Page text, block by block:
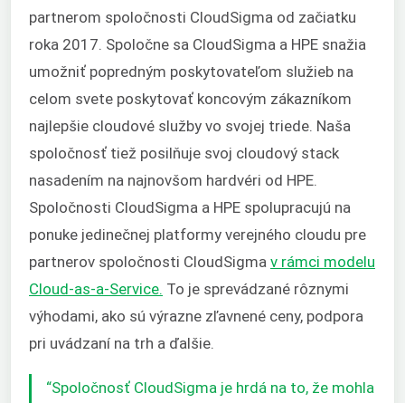
partnerom spoločnosti CloudSigma od začiatku
roka 2017. Spoločne sa CloudSigma a HPE snažia
umožniť popredným poskytovateľom služieb na
celom svete poskytovať koncovým zákazníkom
najlepšie cloudové služby vo svojej triede. Naša
spoločnosť tiež posilňuje svoj cloudový stack
nasadením na najnovšom hardvéri od HPE.
Spoločnosti CloudSigma a HPE spolupracujú na
ponuke jedinečnej platformy verejného cloudu pre
partnerov spoločnosti CloudSigma v rámci modelu
Cloud-as-a-Service. To je sprevádzané rôznymi
výhodami, ako sú výrazne zľavnené ceny, podpora
pri uvádzaní na trh a ďalšie.
“Spoločnosť CloudSigma je hrdá na to, že mohla